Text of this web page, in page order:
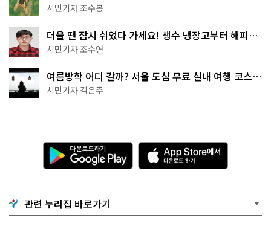
상작 공개!
시민기자 조수봉
더울 땐 잠시 쉬었다 가세요! 생수 냉장고부터 해피소
·무더위쉼터까지
시민기자 조수연
여름방학 어디 갈까? 서울 도심 무료 실내 여행 코스
추천
시민기자 김은주
다
운
로
기
G
o
A
p
p
e
관련 누리집 바로가기